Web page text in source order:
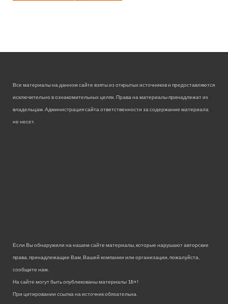
Все материалы на данном сайте взяты из открытых источников и предоставляются
исключительно в ознакомительных целях. Права на материалы принадлежат их
владельцам. Администрация сайта ответственности за содержание материала
не несет.
Если Вы обнаружили на нашем сайте материалы, которые нарушают авторские
права, принадлежащие Вам, Вашей компании или организации, пожалуйста,
сообщите нам.
На сайте могут быть опубликованы материалы 18+!
При цитировании ссылка на источник обязательна.